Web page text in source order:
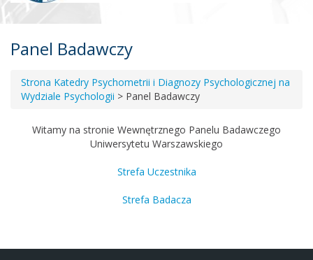
Panel Badawczy
Strona Katedry Psychometrii i Diagnozy Psychologicznej na
Wydziale Psychologii > Panel Badawczy
Witamy na stronie Wewnętrznego Panelu Badawczego
Uniwersytetu Warszawskiego
Strefa Uczestnika
Strefa Badacza